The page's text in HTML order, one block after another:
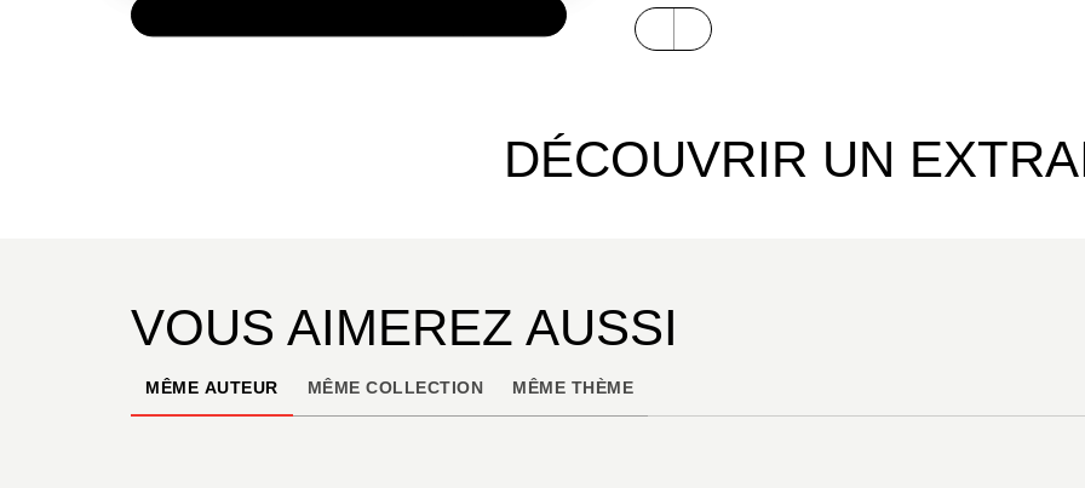
DÉCOUVRIR UN
VOUS AIMEREZ AUSSI
MÊME AUTEUR MÊME COLLECTION MÊME THÈME